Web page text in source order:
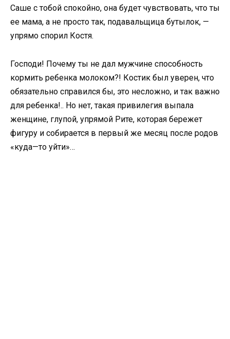
Саше с тобой спокойно, она будет чувствовать, что ты
ее мама, а не просто так, подавальщица бутылок, —
упрямо спорил Костя.
Господи! Почему ты не дал мужчине способность
кормить ребенка молоком?! Костик был уверен, что
обязательно справился бы, это несложно, и так важно
для ребенка!.. Но нет, такая привилегия выпала
женщине, глупой, упрямой Рите, которая бережет
фигуру и собирается в первый же месяц после родов
«куда—то уйти»…